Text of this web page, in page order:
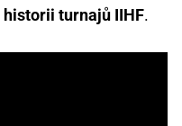
turnajů IIHF.